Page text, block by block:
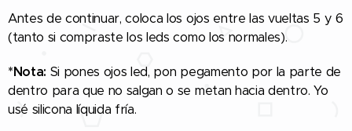
Antes de continuar, coloca los ojos entre las vueltas 5 y 6
(tanto si compraste los leds como los normales).
*Nota: Si pones ojos led, pon pegamento por la parte de
dentro para que no salgan o se metan hacia dentro. Yo
usé silicona líquida fría.